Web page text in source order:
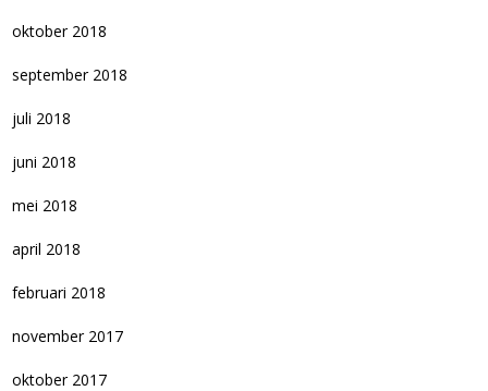
oktober 2018
september 2018
juli 2018
juni 2018
mei 2018
april 2018
februari 2018
november 2017
oktober 2017